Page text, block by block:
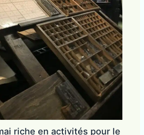
riche en activités pour le